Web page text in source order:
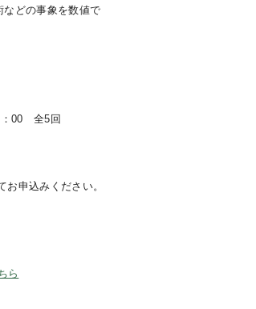
どの事象を数値で
：00 全5回
申込みください。
ら